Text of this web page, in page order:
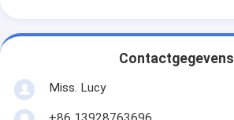
Contactgegevens
Miss. Lucy